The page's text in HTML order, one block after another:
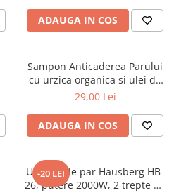
ADAUGA IN COS
Sampon Anticaderea Parului
cu urzica organica si ulei de
ricin, 400 ml
29,00 Lei
ADAUGA IN COS
-20 LEI
Uscator de par Hausberg HB-
26, putere 2000W, 2 trepte de